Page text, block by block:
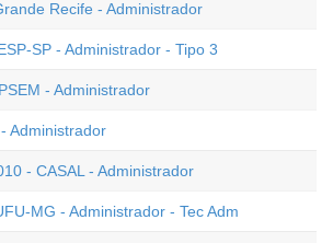
Recife - Administrador
SP - Administrador - Tipo 3
- Administrador
Administrador
- CASAL - Administrador
MG - Administrador - Tec Adm